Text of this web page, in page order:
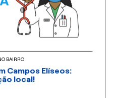
BAIRRO
Campos Elíseos:
local!